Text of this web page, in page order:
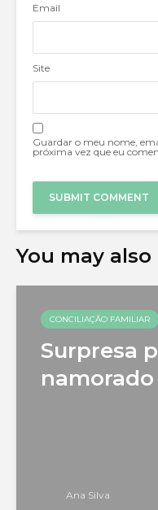
Email
Site
Guardar o meu nome,
próxima vez que eu
You may also
CONCILIAÇÃO FAMILIAR
Surpresa
namorado
Ana Silva